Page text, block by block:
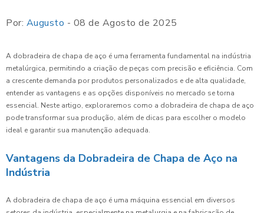
Por: Augusto - 08 de Agosto de 2025
A dobradeira de chapa de aço é uma ferramenta fundamental na indústria
metalúrgica, permitindo a criação de peças com precisão e eficiência. Com
a crescente demanda por produtos personalizados e de alta qualidade,
entender as vantagens e as opções disponíveis no mercado se torna
essencial. Neste artigo, exploraremos como a dobradeira de chapa de aço
pode transformar sua produção, além de dicas para escolher o modelo
ideal e garantir sua manutenção adequada.
Vantagens da Dobradeira de Chapa de Aço na
Indústria
A dobradeira de chapa de aço é uma máquina essencial em diversos